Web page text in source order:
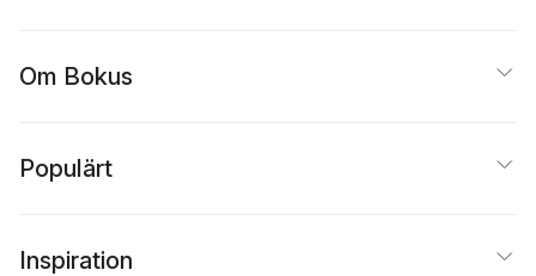
Om Bokus
Populärt
Inspiration